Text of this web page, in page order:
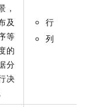
，
及
等
的
分
决
行
列